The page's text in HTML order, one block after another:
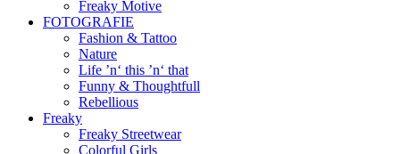
Freaky Motive
FOTOGRAFIE
Fashion & Tattoo
Nature
Life ’n‘ this ’n‘ that
Funny & Thoughtfull
Rebellious
Freaky
Freaky Streetwear
Colorful Girls